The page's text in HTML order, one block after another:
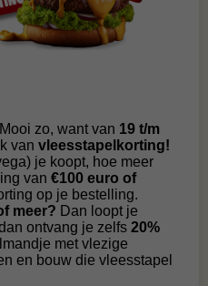
zo, want van 19 t/m
van vleesstapelkorting!
je koopt, hoe meer
van €100 euro of
op je bestelling.
meer? Dan loopt je
ontvang je zelfs 20%
met vlezige
en bouw die vleesstapel